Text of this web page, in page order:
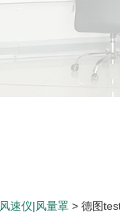
风速仪|风量罩 > 德图